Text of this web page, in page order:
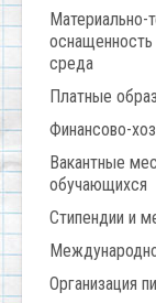
Материально-
оснащенность
среда
Платные
Финансово-
Вакантные
обучающихся
Стипендии и
Организация